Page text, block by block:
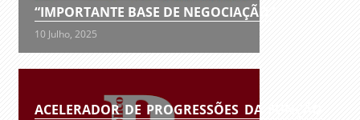
“IMPORTANTE BASE DE NEGOCIAÇÃO”
10 Julho, 2025
ACELERADOR DE PROGRESSÕES DA FUNÇÃO